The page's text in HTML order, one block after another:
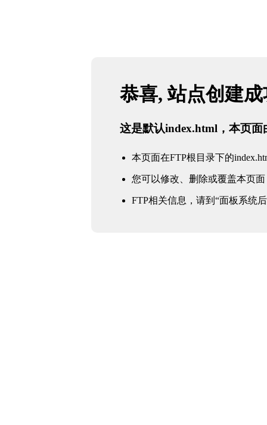
恭喜, 站点创建
这是默认index.html，本页面
本页面在FTP根目录下的
您可以修改、删除或覆盖本页面
FTP相关信息，请到“面板系统